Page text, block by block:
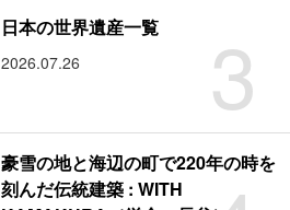
3
日本の世界遺産一覧
2026.07.26
豪雪の地と海辺の町で220年の時を
刻んだ伝統建築 : WITH